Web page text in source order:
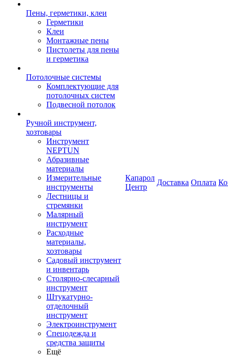
Пены, герметики, клеи
Герметики
Клеи
Монтажные пены
Пистолеты для пены
и герметика
Потолочные системы
Комплектующие для
потолочных систем
Подвесной потолок
Ручной инструмент,
хозтовары
Инструмент
NEPTUN
Абразивные
материалы
Измерительные
инструменты
Лестницы и
стремянки
Малярный
инструмент
Расходные
материалы,
хозтовары
Садовый инструмент
и инвентарь
Столярно-слесарный
инструмент
Штукатурно-
отделочный
инструмент
Электроинструмент
Спецодежда и
средства защиты
Ещё
Капарол
Центр
Доставка Оплата